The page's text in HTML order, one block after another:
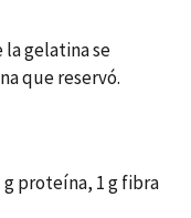
la gelatina se
que reservó.
g proteína, 1 g fibra